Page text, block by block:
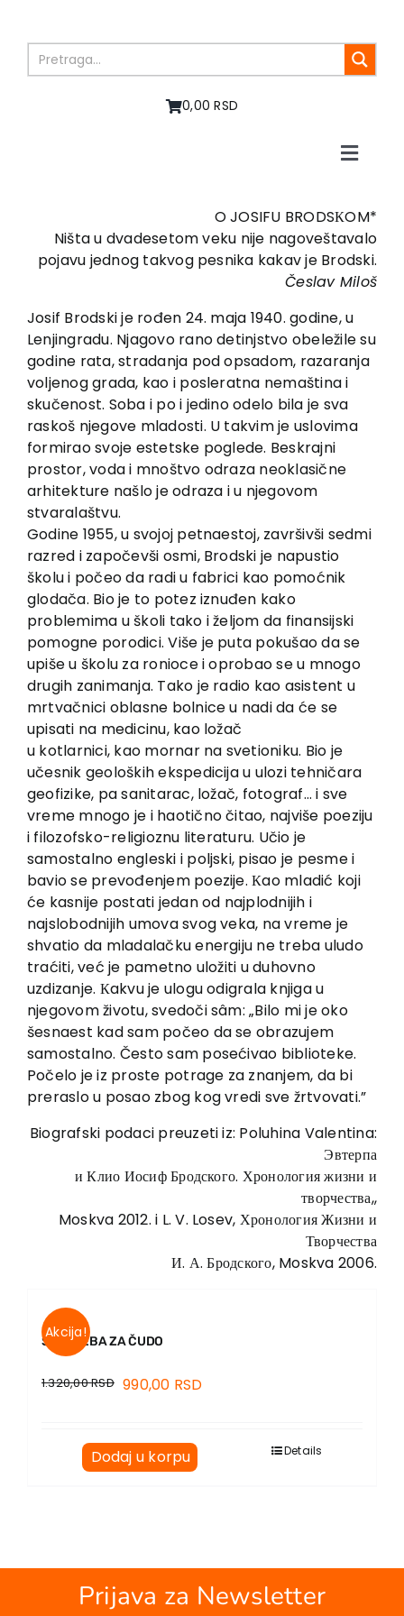
content
0,00 RSD
Toggle
Knjige
U pripremi
Autori
Vesti
EU PROJEKTI
Kontakt
O JOSIFU BRODSКOM*
Ništa u dvadesetom veku nije nagoveštavalo
pojavu jednog takvog pesnika kakav je Brodski.
Česlav Miloš
Josif Brodski je rođen 24. maja 1940. godine, u
Lenjingradu. Njagovo rano detinjstvo obeležile su
godine rata, stradanja pod opsadom, razaranja
voljenog grada, kao i posleratna nemaština i
skučenost. Soba i po i jedino odelo bila je sva
raskoš njegove mladosti. U takvim je uslovima
formirao svoje estetske poglede. Beskrajni
prostor, voda i mnoštvo odraza neoklasične
arhitekture našlo je odraza i u njegovom
stvaralaštvu.
Godine 1955, u svojoj petnaestoj, završivši sedmi
razred i započevši osmi, Brodski je napustio
školu i počeo da radi u fabrici kao pomoćnik
glodača. Bio je to potez iznuđen kako
problemima u školi tako i željom da finansijski
pomogne porodici. Više je puta pokušao da se
upiše u školu za ronioce i oprobao se u mnogo
drugih zanimanja. Tako je radio kao asistent u
mrtvačnici oblasne bolnice u nadi da će se
upisati na medicinu, kao ložač
u kotlarnici, kao mornar na svetioniku. Bio je
učesnik geoloških ekspedicija u ulozi tehničara
geofizike, pa sanitarac, ložač, fotograf… i sve
vreme mnogo je i haotično čitao, najviše poeziju
i filozofsko-religioznu literaturu. Učio je
samostalno engleski i poljski, pisao je pesme i
bavio se prevođenjem poezije. Кao mladić koji
će kasnije postati jedan od najplodnijih i
najslobodnijih umova svog veka, na vreme je
shvatio da mladalačku energiju ne treba uludo
traćiti, već je pametno uložiti u duhovno
uzdizanje. Кakvu je ulogu odigrala knjiga u
njegovom životu, svedoči sâm: „Bilo mi je oko
šesnaest kad sam počeo da se obrazujem
samostalno. Često sam posećivao biblioteke.
Počelo je iz proste potrage za znanjem, da bi
preraslo u posao zbog kog vredi sve žrtvovati.”
Biografski podaci preuzeti iz: Poluhina Valentina:
Эвтерпа
и Клио Иосиф Бродского. Хронология жизни и
творчества,,
Moskva 2012. i L. V. Losev, Хронология Жизни и
Творчества
И. А. Бродского, Moskva 2006.
Akcija!
ŠTA TREBA ZA ČUDO
1.320,00RSD 990,00 RSD
Dodaj u korpu Details
Prijava za Newsletter